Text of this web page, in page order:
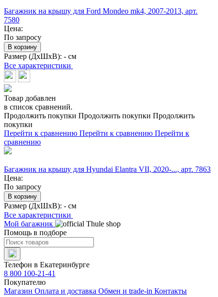
Багажник на крышу для Ford Mondeo mk4, 2007-2013, арт.
7580
Цена:
По запросу
В корзину
Размер (ДхШхВ): - см
Все характеристики
Товар добавлен
в список сравнений.
Продолжить покупки Продолжить покупки Продолжить
покупки
Перейти к сравнению Перейти к сравнению Перейти к
сравнению
Багажник на крышу для Hyundai Elantra VII, 2020-..., арт. 7863
Цена:
По запросу
В корзину
Размер (ДхШхВ): - см
Все характеристики
Мой багажник
Помощь в подборе
Телефон в Екатеринбурге
8 800 100-21-41
Покупателю
Магазин Оплата и доставка Обмен и trade-in Контакты